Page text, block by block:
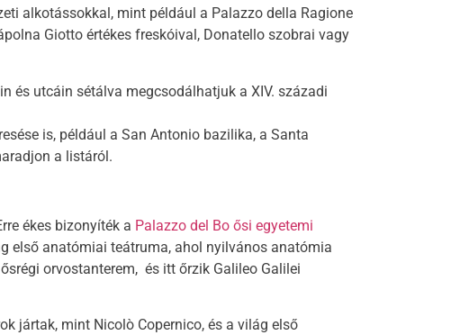
alkotássokkal, mint például a Palazzo della Ragione
Giotto értékes freskóival, Donatello szobrai vagy
és utcáin sétálva megcsodálhatjuk a XIV. századi
is, például a San Antonio bazilika, a Santa
a listáról.
ékes bizonyíték a Palazzo del Bo ősi egyetemi
első anatómiai teátruma, ahol nyilvános anatómia
orvostanterem, és itt őrzik Galileo Galilei
jártak, mint Nicolò Copernico, és a világ első